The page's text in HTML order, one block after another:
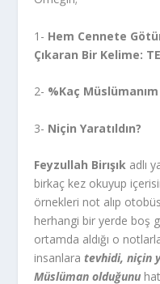
1- Hem Cennete
Çıkaran Bir Kelime:
2- %Kaç Müslümanım
3- Niçin Yaratıldın?
Feyzullah Birışık adlı
birkaç kez okuyup
örnekleri not alıp
herhangi bir yerde boş
ortamda aldığı o
insanlaratevhidi, niçin
Müslüman olduğunu